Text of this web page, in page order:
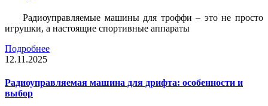
Радиоуправляемые машины для троффи – это не просто
игрушки, а настоящие спортивные аппараты
Подробнее
12.11.2025
Радиоуправляемая машина для дрифта: особенности и
выбор